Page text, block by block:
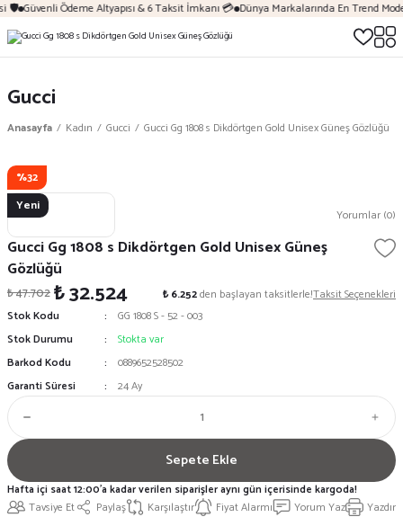
🛡️ Güvenli Ödeme Altyapısı & 6 Taksit İmkanı 💳 Dünya Markalarında En Trend
Gucci
Anasayfa Kadın Gucci Gucci Gg 1808 s Dikdörtgen Gold Unisex Güneş Gözlüğü
%32
Yeni
Yorumlar (0)
Gucci Gg 1808 s Dikdörtgen Gold Unisex Güneş
Gözlüğü
₺ 47.702₺ 32.524 ₺ 6.252den başlayan taksitlerle!Taksit Seçenekleri
Stok Kodu
GG 1808 S - 52 - 003
Stok Durumu
Stokta var
Barkod Kodu
0889652528502
Garanti Süresi
24 Ay
Sepete Ekle
Tavsiye Et Paylaş Karşılaştır Fiyat Alarmı Yorum Yaz Yazdır
Hafta içi saat 12:00'a kadar verilen siparişler aynı gün içerisinde kargoda!